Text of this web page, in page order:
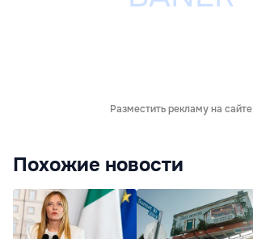
Разместить рекламу на сайте
Похожие новости